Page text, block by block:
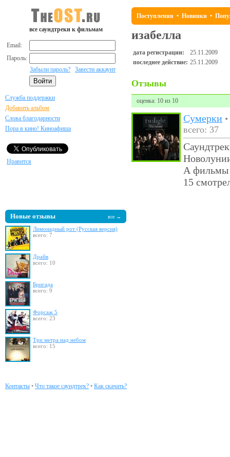
все саундтреки к фильмам
Email:
Пароль:
Забыли пароль?
Завести аккаунт
Служба поддержки
Добавить альбом
Слова благодарности
Пора в кино! Киноафиша
Нравится
Новые отзывы все →
Лимонадный рот (Русская версия)
всего: 7
Драйв
всего: 10
Бригада
всего: 9
Форсаж 5
всего: 23
Три метра над небом
всего: 15
Поступления • Новинки •
изабелла
дата регистрации:
25.11.2009
последнее действие: 25.11.2009
Отзывы
оценка: 10 из 10
Сумерки •
всего: 37
А фильмы
15
Контакты • Что такое саундтрек? • Как скачать?